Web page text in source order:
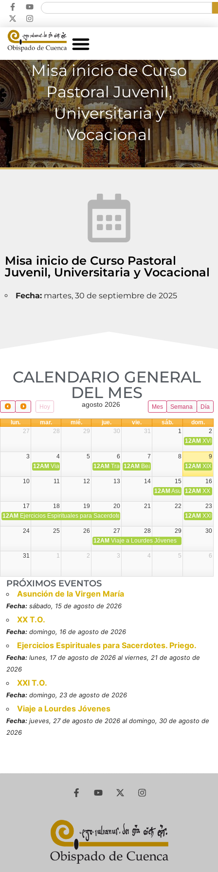
Misa inicio de Curso
Pastoral Juvenil,
Universitaria y
Vocacional
Misa inicio de Curso Pastoral
Juvenil, Universitaria y Vocacional
Fecha: martes, 30 de septiembre de 2025
CALENDARIO GENERAL
DEL MES​
Hoy Mes Semana Día
agosto 2026
lun. mar. mié. jue. vie. sáb.
dom.
27
28 29 30 31 1
2
12AM XVIII
3 4 5 6 7 8
9
12AM Viaje Diocesano a Japón.
12AM Transfiguración del Señor
12AM Beatos Cruz Laplana,
12AM XIX
10 11 12 13 14 15
16
12AM Asunción de la
12AM XX
17 18 19 20 21 22
23
12AM Ejercicios Espirituales para Sacerdotes. Priego. 12AM XXI
24 25 26 27 28 29
30
12AM Viaje a Lourdes Jóvenes
31 1 2 3 4 5 6
PRÓXIMOS EVENTOS
Asunción de la Virgen María
Fecha: sábado, 15 de agosto de 2026
XX T.O.
Fecha: domingo, 16 de agosto de 2026
Ejercicios Espirituales para Sacerdotes. Priego.
Fecha: lunes, 17 de agosto de 2026 al viernes, 21 de agosto de
2026
XXI T.O.
Fecha: domingo, 23 de agosto de 2026
Viaje a Lourdes Jóvenes
Fecha: jueves, 27 de agosto de 2026 al domingo, 30 de agosto de
2026